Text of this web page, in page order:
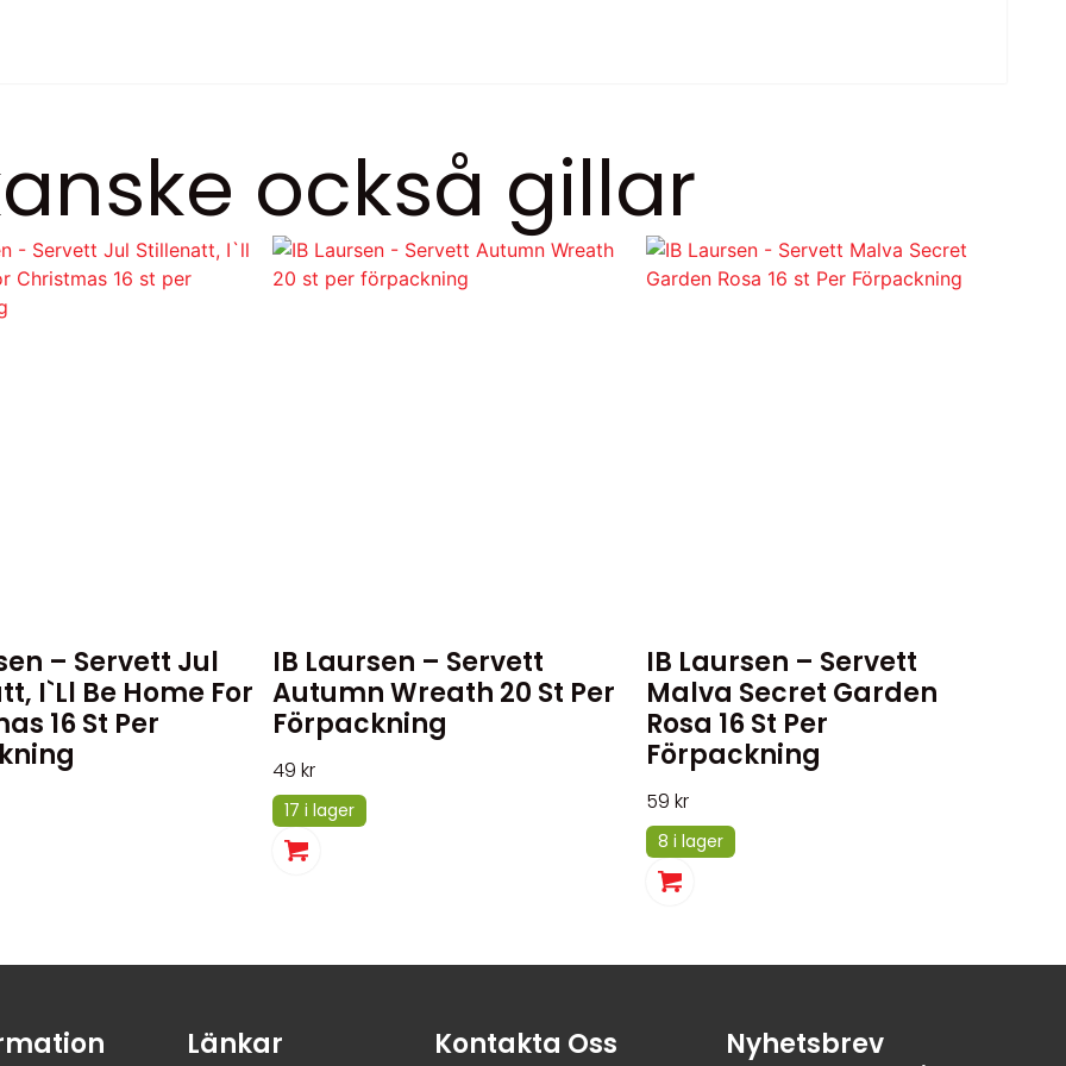
också gillar
– Servett Jul
I`ll Be Home For
16 St Per
IB Laursen – Servett
Autumn Wreath 20 St Per
Förpackning
49 kr
17 i lager
IB Laursen – Servett
Malva Secret Garden
Rosa 16 St Per
Förpackning
59 kr
8 i lager
Länkar Kontakta Oss Nyhetsbrev